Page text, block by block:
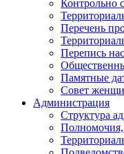
Контрольно
Перечень
Перепись
Памятные
Совет
Администрация
Структура